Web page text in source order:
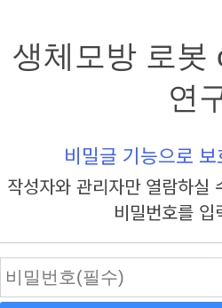
생체모방 로봇
연
비밀글 기능으로
작성자와 관리자만 열람하실
비밀번호를 입